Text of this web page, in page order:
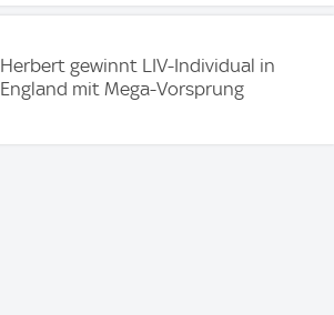
Herbert gewinnt LIV-Individual in
England mit Mega-Vorsprung